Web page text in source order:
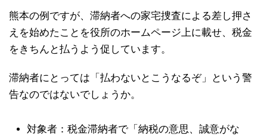
熊本の例ですが、滞納者への家宅捜査による差し押さ
えを始めたことを役所のホームページ上に載せ、税金
をきちんと払うよう促しています。
滞納者にとっては「払わないとこうなるぞ」という警
告なのではないでしょうか。
対象者：税金滞納者で「納税の意思、誠意がな